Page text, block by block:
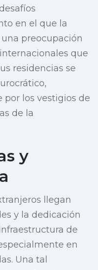
en el que la
preocupación
que
residencias se
los vestigios de
de la
y
llegan
y la dedicación
de
en
Una tal